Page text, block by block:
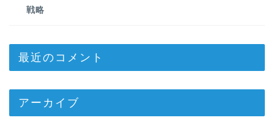
戦略
最近のコメント
アーカイブ